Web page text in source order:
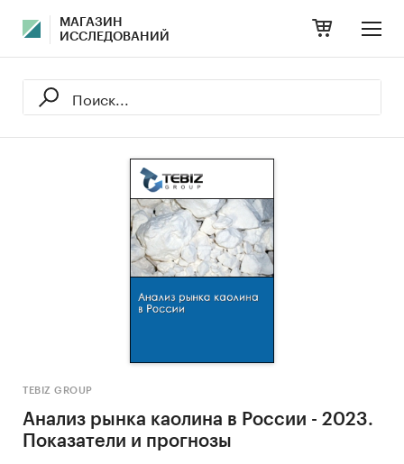
МАГАЗИН
ИССЛЕДОВАНИЙ
TEBIZ GROUP
Анализ рынка каолина в России - 2023.
Показатели и прогнозы